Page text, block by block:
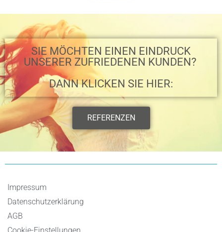
SIE MÖCHTEN EINEN EINDRUCK
UNSERER ZUFRIEDENEN KUNDEN? ​
DANN KLICKEN SIE HIER:
REFERENZEN
Impressum
Datenschutzerklärung
AGB
Cookie-Einstellungen